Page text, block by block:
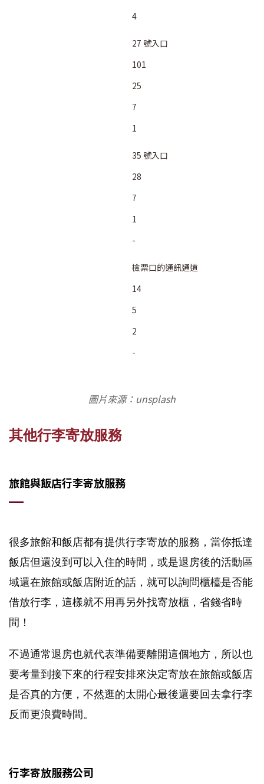
4
27 號入口
101
25
7
1
35 號入口
28
7
1
-
檢票口的通訊通道
14
5
2
-
圖片來源：unsplash
其他行李寄放服務
旅館與飯店行李寄放服務
很多旅館和飯店都有提供行李寄放的服務，當你抵達
飯店但還沒到可以入住的時間，或是退房後的活動區
域還在旅館或飯店附近的話，就可以詢問櫃檯是否能
借放行李，這樣就不用再另外找寄放櫃，省錢省時
間！
不過通常退房也就代表準備要離開這個地方，所以也
要考量到接下來的行程安排來決定寄放在旅館或飯店
是否真的方便，不然逛的太開心最後還要回去拿行李
反而更浪費時間。
行李寄放服務公司